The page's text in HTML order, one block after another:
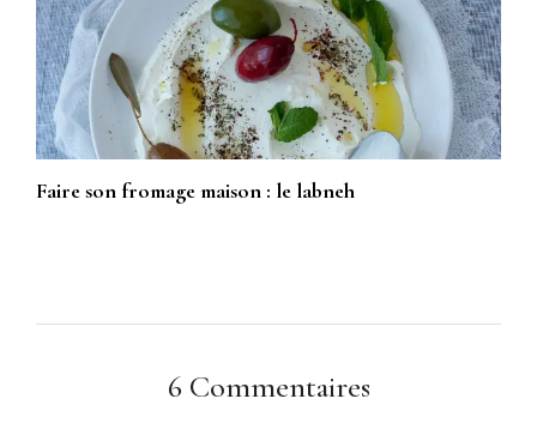
Faire son fromage maison : le labneh
6 Commentaires